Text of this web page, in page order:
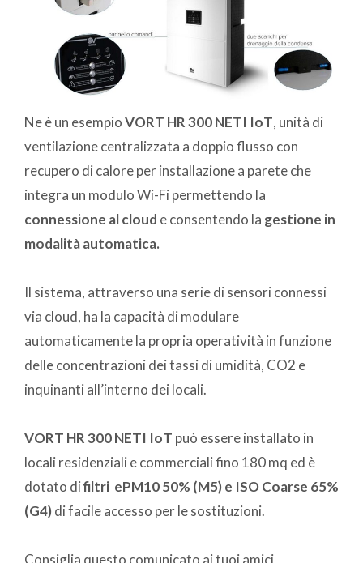
Ne è un esempioVORT HR 300 NETI IoT, unità di
ventilazione centralizzata a doppio flusso con
recupero di calore per installazione a parete che
integra un modulo Wi-Fi permettendo la
connessione al cloud e consentendo la gestione in
modalità automatica.
Il sistema, attraverso una serie di sensori connessi
via cloud, ha la capacità di modulare
automaticamente la propria operatività in funzione
delle concentrazioni dei tassi di umidità, CO2 e
inquinanti all’interno dei locali.
VORT HR 300 NETI IoT può essere installato in
locali residenziali e commerciali fino 180 mq ed è
dotato difiltri ePM10 50% (M5) e ISO Coarse 65%
(G4)di facile accesso per le sostituzioni.
Consiglia questo comunicato ai tuoi amici